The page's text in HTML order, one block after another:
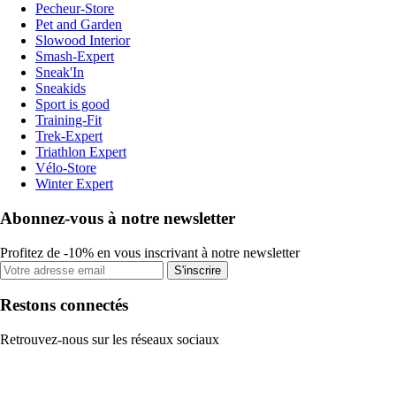
Pecheur-Store
Pet and Garden
Slowood Interior
Smash-Expert
Sneak'In
Sneakids
Sport is good
Training-Fit
Trek-Expert
Triathlon Expert
Vélo-Store
Winter Expert
Abonnez-vous à notre newsletter
Profitez de -10% en vous inscrivant à notre newsletter
S'inscrire
Restons connectés
Retrouvez-nous sur les réseaux sociaux